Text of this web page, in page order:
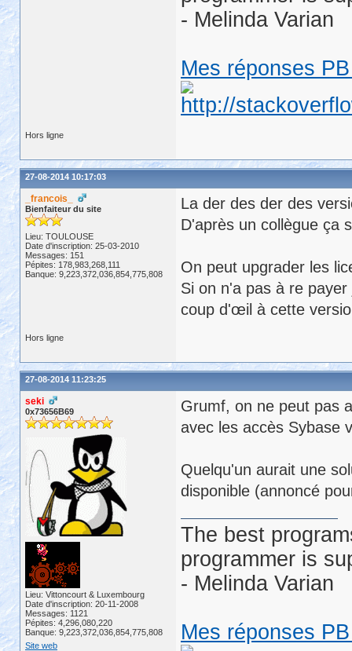
- Melinda Varian
Mes réponses
Hors ligne
27-08-2014 10:17:03
_francois_
Bienfaiteur du site
Lieu: TOULOUSE
Date d'inscription: 25-03-2010
Messages: 151
Pépites: 178,983,268,111
Banque: 9,223,372,036,854,775,808
La der des der des
D'après un collègue ça
On peut upgrader les
Si on n'a pas à re
coup d'œil à cette
Hors ligne
27-08-2014 11:23:25
seki
0x73656B69
Lieu: Vittoncourt & Luxembourg
Date d'inscription: 20-11-2008
Messages: 1121
Pépites: 4,296,080,220
Banque: 9,223,372,036,854,775,808
Site web
Grumf, on ne peut pas
avec les accès Sybase
Quelqu'un aurait une
disponible (annoncé
The best
programmer is
- Melinda Varian
Mes réponses